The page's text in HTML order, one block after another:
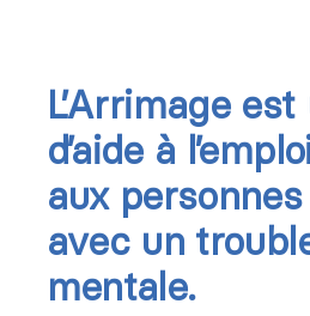
L’Arrimage
d’aide à
aux
avec un
mentale.